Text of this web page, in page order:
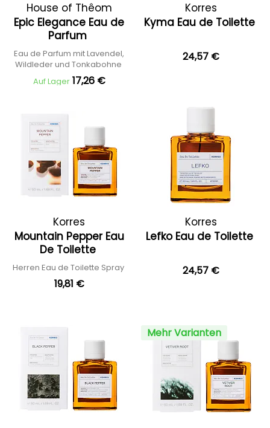
House of Thêom
Epic Elegance Eau de
Parfum
Eau de Parfum mit Lavendel,
Wildleder und Tonkabohne
Auf Lager 17,26 €
Korres
Kyma Eau de Toilette
24,57 €
Korres
Mountain Pepper Eau
De Toilette
Herren Eau de Toilette Spray
19,81 €
Korres
Lefko Eau de Toilette
24,57 €
Mehr Varianten